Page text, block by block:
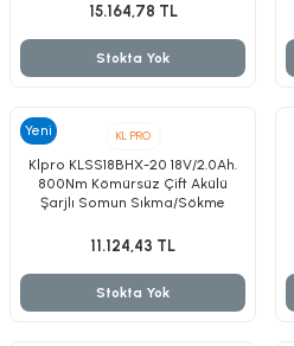
Ucu
15.164,78 TL
Stokta Yok
Yeni KL PRO
Klpro KLSS18BHX-20 18V/2.0Ah.
800Nm Kömürsüz Çift Akülü
Şarjlı Somun Sıkma/Sökme
11.124,43 TL
Stokta Yok